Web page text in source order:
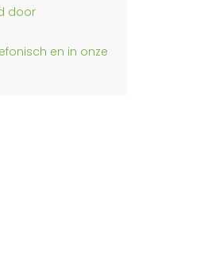
door
en in onze